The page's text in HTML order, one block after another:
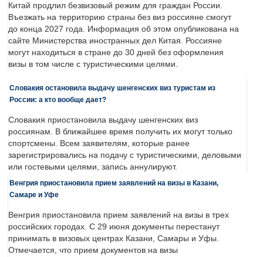
Китай продлил безвизовый режим для граждан России.
Въезжать на территорию страны без виз россияне смогут
до конца 2027 года. Информация об этом опубликована на
сайте Министерства иностранных дел Китая. Россияне
могут находиться в стране до 30 дней без оформления
визы в том числе с туристическими целями.
Словакия остановила выдачу шенгенских виз туристам из
России: а кто вообще дает?
Словакия приостановила выдачу шенгенских виз
россиянам. В ближайшее время получить их могут только
спортсмены. Всем заявителям, которые ранее
зарегистрировались на подачу с туристическими, деловыми
или гостевыми целями, запись аннулируют.
Венгрия приостановила прием заявлений на визы в Казани,
Самаре и Уфе
Венгрия приостановила прием заявлений на визы в трех
российских городах. С 29 июня документы перестанут
принимать в визовых центрах Казани, Самары и Уфы.
Отмечается, что прием документов на визы